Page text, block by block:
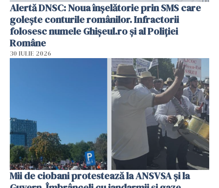
Alertă DNSC: Noua înșelătorie prin SMS care
golește conturile românilor. Infractorii
folosesc numele Ghișeul.ro și al Poliției
Române
30 IULIE 2026
Mii de ciobani protestează la ANSVSA și la